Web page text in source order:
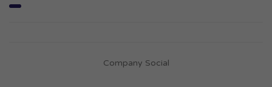
Company Social